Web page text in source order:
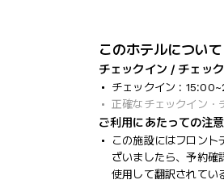
このホテルについて
チェックイン / チェッ
チェックイン :
正確なチェックイン・
ご利用にあたっての注
この施設にはフロント
ざいましたら、予約確
使用して翻訳されてい